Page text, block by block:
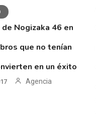
Nogizaka 46 en
que no tenían
en un éxito
Agencia